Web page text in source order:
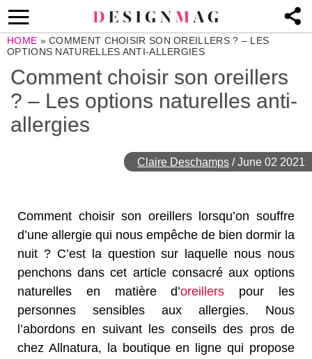
HOME »COMMENT CHOISIR SON OREILLERS ? – LES
OPTIONS NATURELLES ANTI-ALLERGIES
Comment choisir son oreillers
? – Les options naturelles anti-
allergies
Claire Deschamps /June 02 2021
Comment choisir son oreillers lorsqu’on souffre
d’une allergie qui nous empêche de bien dormir la
nuit ? C’est la question sur laquelle nous nous
penchons dans cet article consacré aux options
naturelles en matière d’oreillers pour les
personnes sensibles aux allergies. Nous
l’abordons en suivant les conseils des pros de
chez Allnatura, la boutique en ligne qui propose